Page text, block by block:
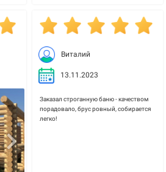
Виталий
13.11.2023
Заказал строганную баню - качеством
порадовало, брус ровный, собирается
легко!